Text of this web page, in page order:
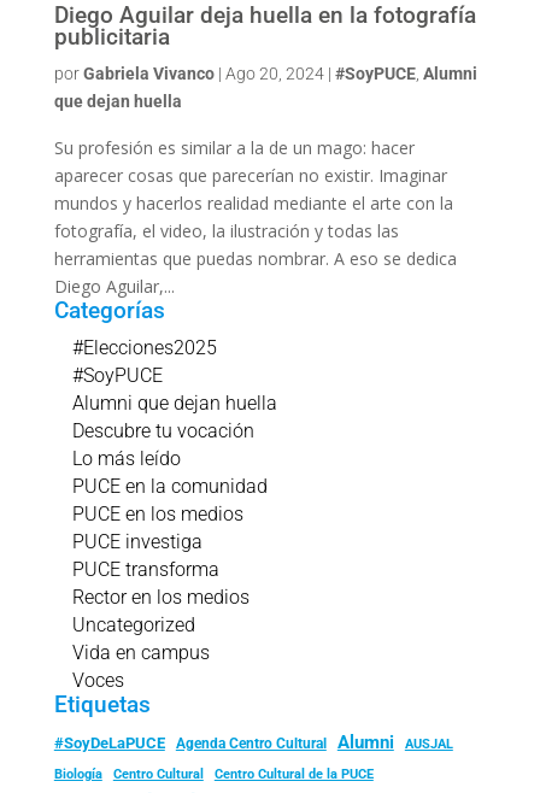
Diego Aguilar deja huella en la fotografía
publicitaria
porGabriela Vivanco| Ago 20, 2024| #SoyPUCE, Alumni
que dejan huella
Su profesión es similar a la de un mago: hacer
aparecer cosas que parecerían no existir. Imaginar
mundos y hacerlos realidad mediante el arte con la
fotografía, el video, la ilustración y todas las
herramientas que puedas nombrar. A eso se dedica
Diego Aguilar,...
Categorías
#Elecciones2025
#SoyPUCE
Alumni que dejan huella
Descubre tu vocación
Lo más leído
PUCE en la comunidad
PUCE en los medios
PUCE investiga
PUCE transforma
Rector en los medios
Uncategorized
Vida en campus
Voces
Etiquetas
#SoyDeLaPUCE Agenda Centro Cultural Alumni
AUSJAL
Biología
Centro Cultural Centro Cultural de la PUCE